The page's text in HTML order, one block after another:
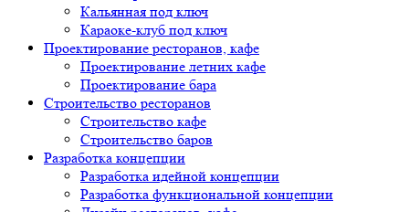
Кальянная под ключ
Караоке-клуб под ключ
Проектирование ресторанов, кафе
Проектирование летних кафе
Проектирование бара
Строительство ресторанов
Строительство кафе
Строительство баров
Разработка концепции
Разработка идейной концепции
Разработка функциональной концепции